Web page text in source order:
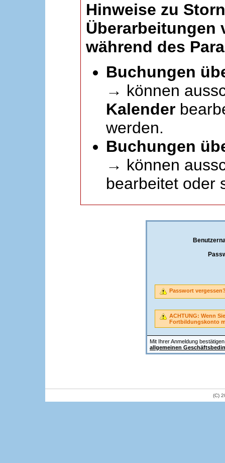
Hinweise zu
Überarbeitungen
während des
Buchungen
→ können
Kalender
werden.
Buchungen
→ können
bearbeitet oder
Mit Ihrer Anmeldung
allgemeinen
Passwort
ACHTUNG: Wenn
Fortbildungskonto
(C)